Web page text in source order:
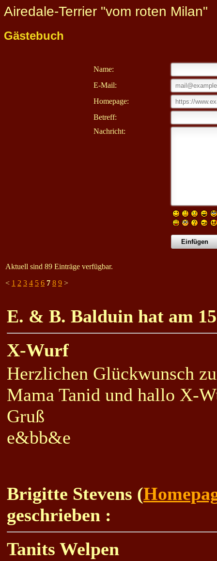
Airedale-Terrier "vom roten Milan"
Gästebuch
Name:
E-Mail:
Homepage:
Betreff:
Nachricht:
Aktuell sind 89 Einträge verfügbar.
< 1 2 3 4 5 6 7 8 9 >
E. & B. Balduin hat am
X-Wurf
Herzlichen Glückwunsch
Mama Tanid und hallo X-
Gruß
e&bb&e
Brigitte Stevens (
geschrieben :
Tanits Welpen